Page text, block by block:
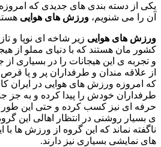
یکی از دسته بندی های جدیدی که
آن را می شنویم، ورزش های هوایی
ورزش های هوایی زیر شاخه ای نوپا و
کشور مان هستند که با دنیای مملو از
و تجربه ی این هیجانات را در بسیاری از
از علاقه مندان و طرفداران پر و پا
که امروزه ورزش های هوایی در ایران
طرفداران خودش را پیدا کرده و به جز
حرفه ای نیز کسب کرده و حتی این طور
ی بسیار روشنی در انتظار اهالی این
ناگفته نماند که این گروه از ورزش ها
های نمایشی بسیاری نیز دارند.